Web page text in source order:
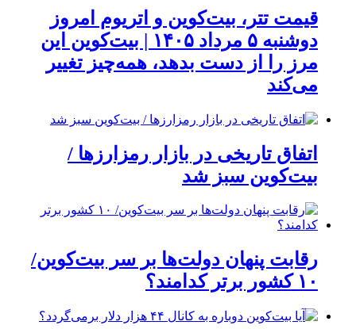
قیمت تتر، بیت‌کوین و اتریوم امروز
دوشنبه ۵ مرداد ۱۴۰۵ | بیت‌کوین این
مرز را از دست بدهد، همه‌چیز تغییر
می‌کند
اتفاق تاریخی در بازار رمزارزها /
بیت‌کوین سبز شد
رقابت پنهان دولت‌ها بر سر بیت‌کوین/
۱۰ کشور برتر کدامند؟